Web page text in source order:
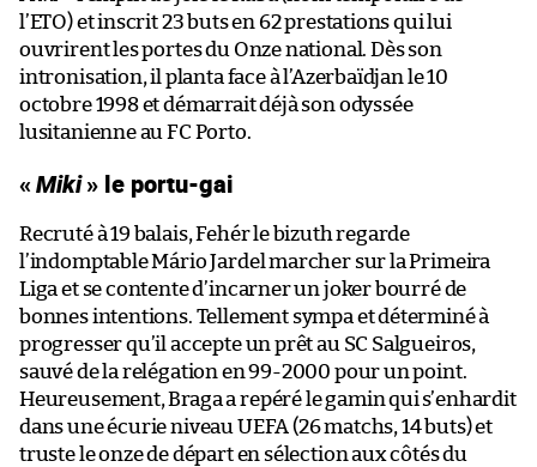
l’ETO) et inscrit 23 buts en 62 prestations qui lui
ouvrirent les portes du Onze national. Dès son
intronisation, il planta face à l’Azerbaïdjan le 10
octobre 1998 et démarrait déjà son odyssée
lusitanienne au FC Porto.
«Miki» le portu-gai
Recruté à 19 balais, Fehér le bizuth regarde
l’indomptable Mário Jardel marcher sur la Primeira
Liga et se contente d’incarner un joker bourré de
bonnes intentions. Tellement sympa et déterminé à
progresser qu’il accepte un prêt au SC Salgueiros,
sauvé de la relégation en 99-2000 pour un point.
Heureusement, Braga a repéré le gamin qui s’enhardit
dans une écurie niveau UEFA (26 matchs, 14 buts) et
truste le onze de départ en sélection aux côtés du